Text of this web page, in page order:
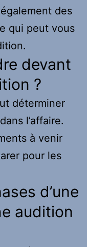
des
qui peut vous
devant
?
déterminer
l’affaire.
à venir
pour les
d’une
audition